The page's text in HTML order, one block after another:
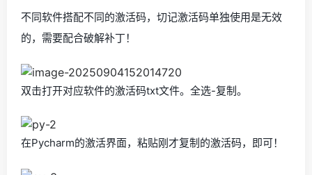
不同软件搭配不同的激活码，切记激活码单独使用是无效
的，需要配合破解补丁！
双击打开对应软件的激活码txt文件。全选-复制。
在Pycharm的激活界面，粘贴刚才复制的激活码，即可！